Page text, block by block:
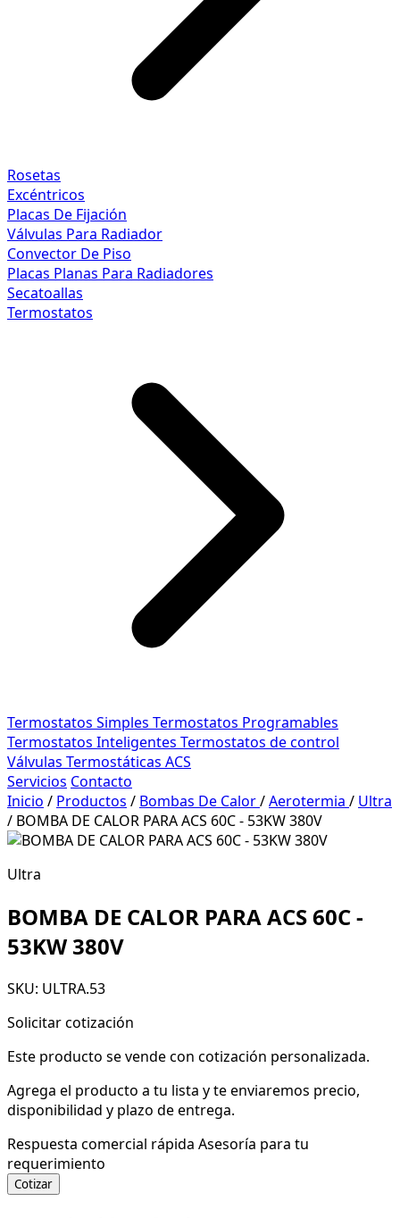
Rosetas
Excéntricos
Placas De Fijación
Válvulas Para Radiador
Convector De Piso
Placas Planas Para Radiadores
Secatoallas
Termostatos
Termostatos Simples Termostatos Programables
Termostatos Inteligentes Termostatos de control
Válvulas Termostáticas ACS
Servicios Contacto
Inicio / Productos / Bombas De Calor/Aerotermia / Ultra
/ BOMBA DE CALOR PARA ACS 60C - 53KW 380V
Ultra
BOMBA DE CALOR PARA ACS 60C -
53KW 380V
SKU: ULTRA.53
Solicitar cotización
Este producto se vende con cotización personalizada.
Agrega el producto a tu lista y te enviaremos precio,
disponibilidad y plazo de entrega.
Respuesta comercial rápida Asesoría para tu
requerimiento
Cotizar